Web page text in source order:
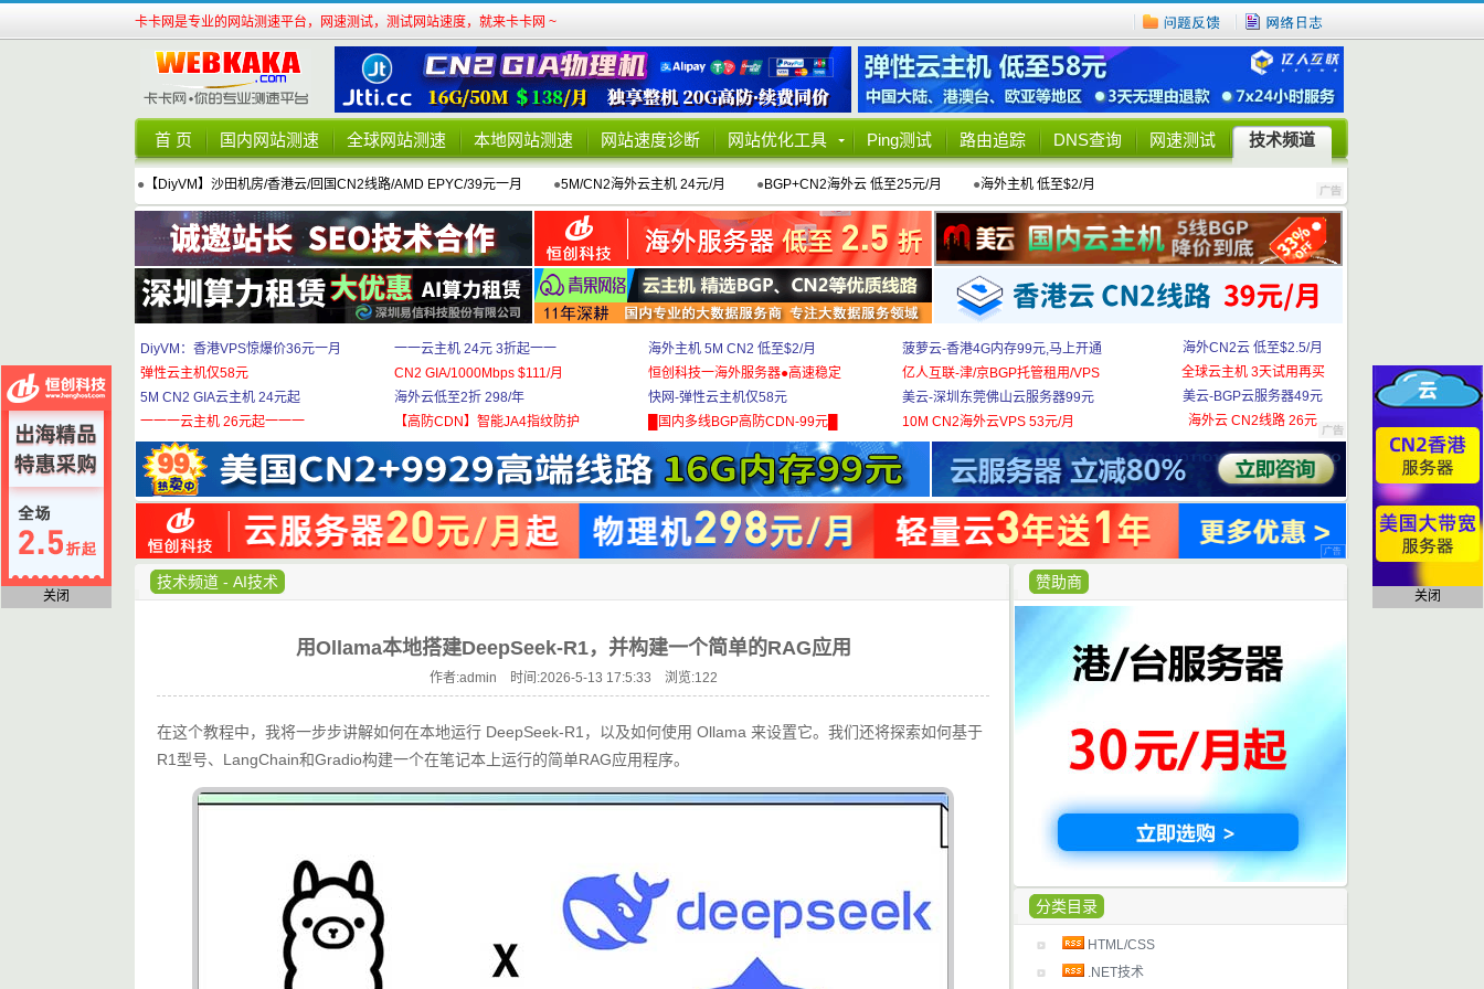
卡卡网是专业的网站测速平台，网速测试，测试网站速度，就来卡卡网 ~
首 页 国内网站测速 全球网站测速 本地网站测速 网站速度诊断 网站优化工具 Ping测试 路由追踪 DNS查询 网速测试 技术频道
● 【DiyVM】沙田机房/香港云/回国CN2线路/AMD EPYC/39元一月 ●5M/CN2海外云主机 24元/月 ●BGP+CN2海外云 低至25元/月 ●海外主机 低至$2/月
DiyVM：香港VPS惊爆价36元一月
弹性云主机仅58元
5M CN2 GIA云主机 24元起
一一一云主机 26元起一一一
一一云主机 24元 3折起一一
CN2 GIA/1000Mbps $111/月
海外云低至2折 298/年
【高防CDN】智能JA4指纹防护
海外主机 5M CN2 低至$2/月
恒创科技一海外服务器●高速稳定
快网-弹性云主机仅58元
█国内多线BGP高防CDN-99元█
菠萝云-香港4G内存99元,马上开通
亿人互联-津/京BGP托管租用/VPS
美云-深圳东莞佛山云服务器99元
10M CN2海外云VPS 53元/月
海外CN2云 低至$2.5/月
全球云主机 3天试用再买
美云-BGP云服务器49元
海外云 CN2线路 26元
赞助商
分类目录
HTML/CSS
.NET技术
技术频道 - AI技术
用Ollama本地搭建DeepSeek-R1，并构建一个简单的RAG应用
作者:admin 时间:2026-5-13 17:5:33 浏览:122
在这个教程中，我将一步步讲解如何在本地运行 DeepSeek-R1，以及如何使用 Ollama 来设置它。我们还将探索如何基于
R1型号、LangChain和Gradio构建一个在笔记本上运行的简单RAG应用程序。
关闭 关闭